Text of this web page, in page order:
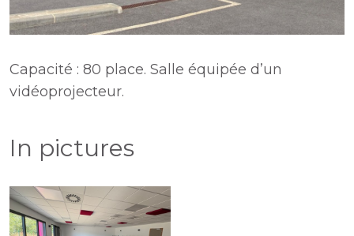
Capacité : 80 place. Salle équipée d’un
vidéoprojecteur.
In pictures